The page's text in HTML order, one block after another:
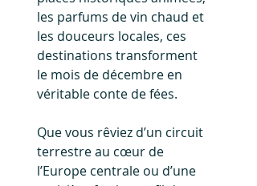
les parfums de vin chaud et
les douceurs locales, ces
destinations transforment
le mois de décembre en
véritable conte de fées.
Que vous rêviez d’un circuit
terrestre au cœur de
l’Europe centrale ou d’une